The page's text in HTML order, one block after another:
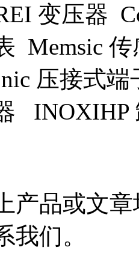
变压器
Memsic
压接式端
INOXIHP
产品或文
我们。